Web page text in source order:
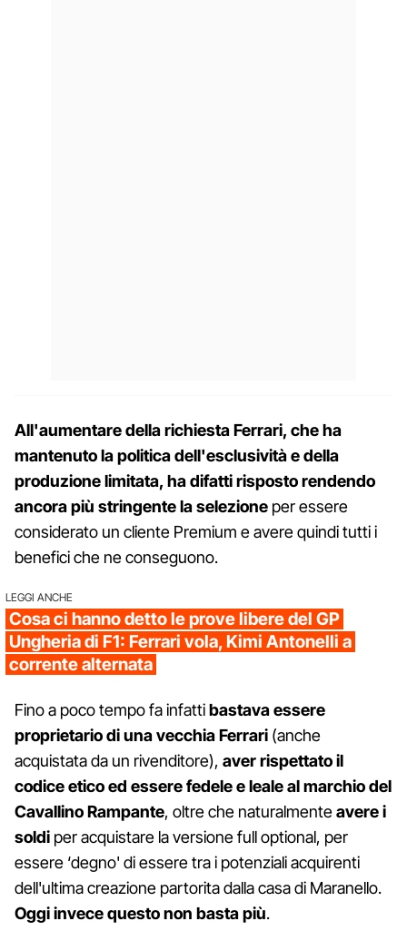
All'aumentare della richiesta Ferrari, che ha
mantenuto la politica dell'esclusività e della
produzione limitata, ha difatti risposto rendendo
ancora più stringente la selezione per essere
considerato un cliente Premium e avere quindi tutti i
benefici che ne conseguono.
LEGGI ANCHE
Cosa ci hanno detto le prove libere del GP
Ungheria di F1: Ferrari vola, Kimi Antonelli a
corrente alternata
Fino a poco tempo fa infattibastava essere
proprietario di una vecchia Ferrari (anche
acquistata da un rivenditore), aver rispettato il
codice etico ed essere fedele e leale al marchio del
Cavallino Rampante, oltre che naturalmenteavere i
soldi per acquistare la versione full optional, per
essere ‘degno' di essere tra i potenziali acquirenti
dell'ultima creazione partorita dalla casa di Maranello.
Oggi invece questo non basta più.